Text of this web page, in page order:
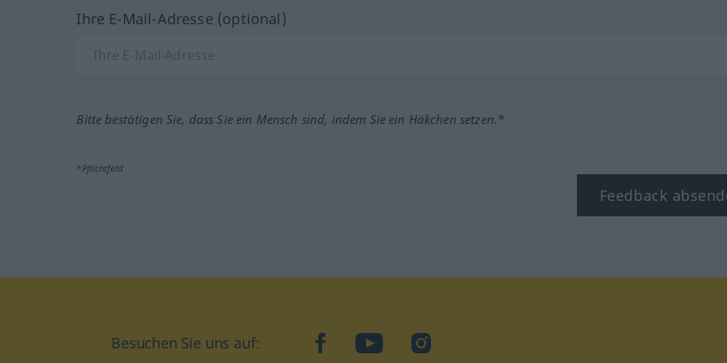
Ihre E-Mail-Adresse (optional)
Bitte bestätigen Sie, dass Sie ein Mensch sind, indem Sie ein Häkchen setzen.*
*Pflichtfeld
Feedback
Besuchen Sie uns auf: facebookYouTubeInstagram